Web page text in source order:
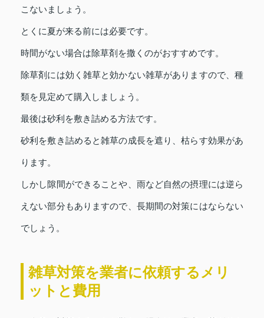
こないましょう。
とくに夏が来る前には必要です。
時間がない場合は除草剤を撒くのがおすすめです。
除草剤には効く雑草と効かない雑草がありますので、種
類を見定めて購入しましょう。
最後は砂利を敷き詰める方法です。
砂利を敷き詰めると雑草の成長を遮り、枯らす効果があ
ります。
しかし隙間ができることや、雨など自然の摂理には逆ら
えない部分もありますので、長期間の対策にはならない
でしょう。
雑草対策を業者に依頼するメリ
ットと費用